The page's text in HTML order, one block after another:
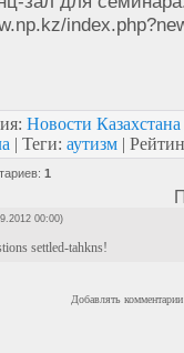
: Новости Казахстана
| Теги: аутизм |
: 1
00:00)
settled-tahkns!
Добавлять